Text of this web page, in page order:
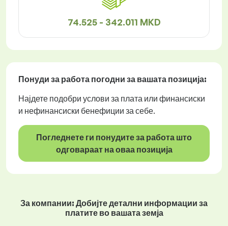
74.525 - 342.011 MKD
Понуди за работа погодни за вашата позиција:
Најдете подобри услови за плата или финансиски
и нефинансиски бенефиции за себе.
Погледнете ги понудите за работа што
одговараат на оваа позиција
За компании: Добијте детални информации за
платите во вашата земја